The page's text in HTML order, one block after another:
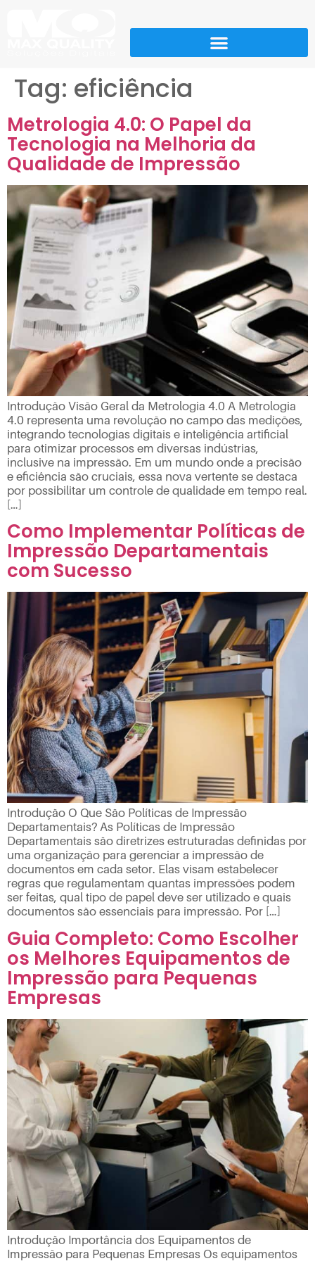
Tag: eficiência
Metrologia 4.0: O Papel da
Tecnologia na Melhoria da
Qualidade de Impressão
Introdução Visão Geral da Metrologia 4.0 A Metrologia
4.0 representa uma revolução no campo das medições,
integrando tecnologias digitais e inteligência artificial
para otimizar processos em diversas indústrias,
inclusive na impressão. Em um mundo onde a precisão
e eficiência são cruciais, essa nova vertente se destaca
por possibilitar um controle de qualidade em tempo real.
[…]
Como Implementar Políticas de
Impressão Departamentais
com Sucesso
Introdução O Que São Políticas de Impressão
Departamentais? As Políticas de Impressão
Departamentais são diretrizes estruturadas definidas por
uma organização para gerenciar a impressão de
documentos em cada setor. Elas visam estabelecer
regras que regulamentam quantas impressões podem
ser feitas, qual tipo de papel deve ser utilizado e quais
documentos são essenciais para impressão. Por […]
Guia Completo: Como Escolher
os Melhores Equipamentos de
Impressão para Pequenas
Empresas
Introdução Importância dos Equipamentos de
Impressão para Pequenas Empresas Os equipamentos